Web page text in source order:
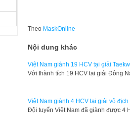
Theo MaskOnline
Nội dung khác
Việt Nam giành 19 HCV tại giải
Với thành tích 19 HCV tại giải Đông
Việt Nam giành 4 HCV tại giải vô
Đội tuyển Việt Nam đã giành được 4